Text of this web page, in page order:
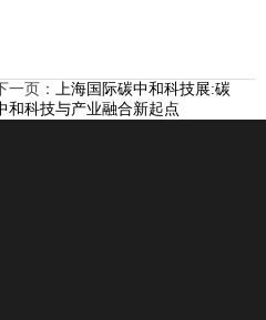
一页：上海国际碳中和科技展:碳
和科技与产业融合新起点